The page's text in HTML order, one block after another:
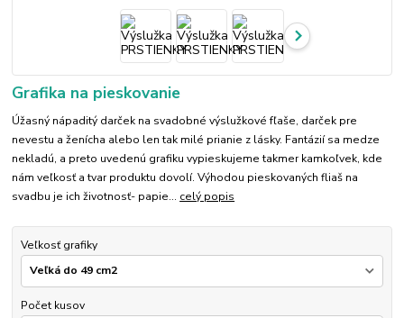
Grafika na pieskovanie
Úžasný nápaditý darček na svadobné výslužkové fľaše, darček pre
nevestu a ženícha alebo len tak milé prianie z lásky. Fantázií sa medze
nekladú, a preto uvedenú grafiku vypieskujeme takmer kamkoľvek, kde
nám veľkosť a tvar produktu dovolí. Výhodou pieskovaných fliaš na
svadbu je ich životnosť- papie... celý popis
Veľkosť grafiky
Počet kusov